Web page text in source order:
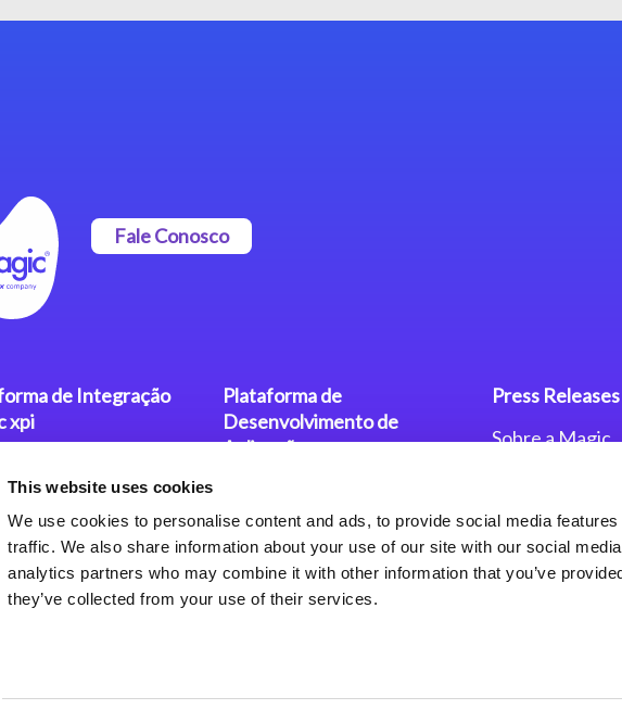
This website uses cookies
We use cookies to personalise content and ads, to provide social media
traffic. We also share information about your use of our site with our social
analytics partners who may combine it with other information that you’ve
they’ve collected from your use of their services.
Fale Conosco
de Integração
xpi
Plataforma de
Desenvolvimento de
Aplicações
xpa
Framework de Aplicações
Web do Magic xpa
Press Releases
Sobre a Magic
Política de
Política de